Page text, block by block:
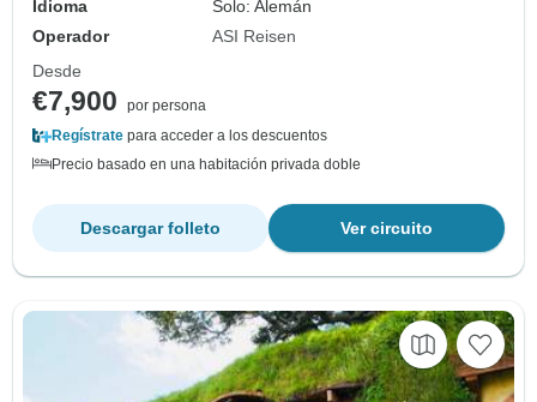
Idioma
Solo: Alemán
Operador
ASI Reisen
Desde
€7,900
por persona
Regístrate para acceder a los descuentos
Precio basado en una habitación privada doble
Ver circuito
Descargar folleto